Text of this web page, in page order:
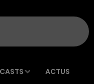
ACTUS